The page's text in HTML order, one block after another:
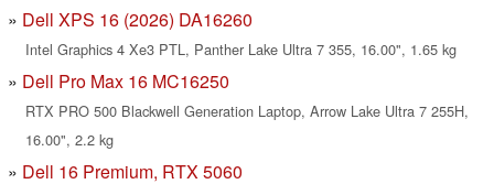
Dell XPS 16 (2026) DA16260
Intel Graphics 4 Xe3 PTL, Panther Lake Ultra 7 355, 16.00", 1.65 kg
Dell Pro Max 16 MC16250
RTX PRO 500 Blackwell Generation Laptop, Arrow Lake Ultra 7 255H,
16.00", 2.2 kg
Dell 16 Premium, RTX 5060